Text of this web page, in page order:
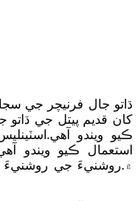
ڌاتو جال فرنيچر جي
کان قديم پيتل جي
ڪيو ويندو
استعمال ڪيو ويندو
۾.روشنيءَ جي روشنيءَ